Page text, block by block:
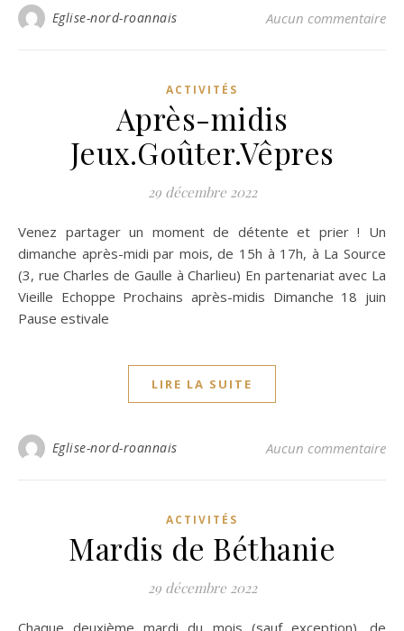
Eglise-nord-roannais Aucun commentaire
ACTIVITÉS
Après-midis
Jeux.Goûter.Vêpres
29 décembre 2022
Venez partager un moment de détente et prier ! Un
dimanche après-midi par mois, de 15h à 17h, à La Source
(3, rue Charles de Gaulle à Charlieu) En partenariat avec La
Vieille Echoppe Prochains après-midis Dimanche 18 juin
Pause estivale
LIRE LA SUITE
Eglise-nord-roannais Aucun commentaire
ACTIVITÉS
Mardis de Béthanie
29 décembre 2022
Chaque deuxième mardi du mois (sauf exception), de